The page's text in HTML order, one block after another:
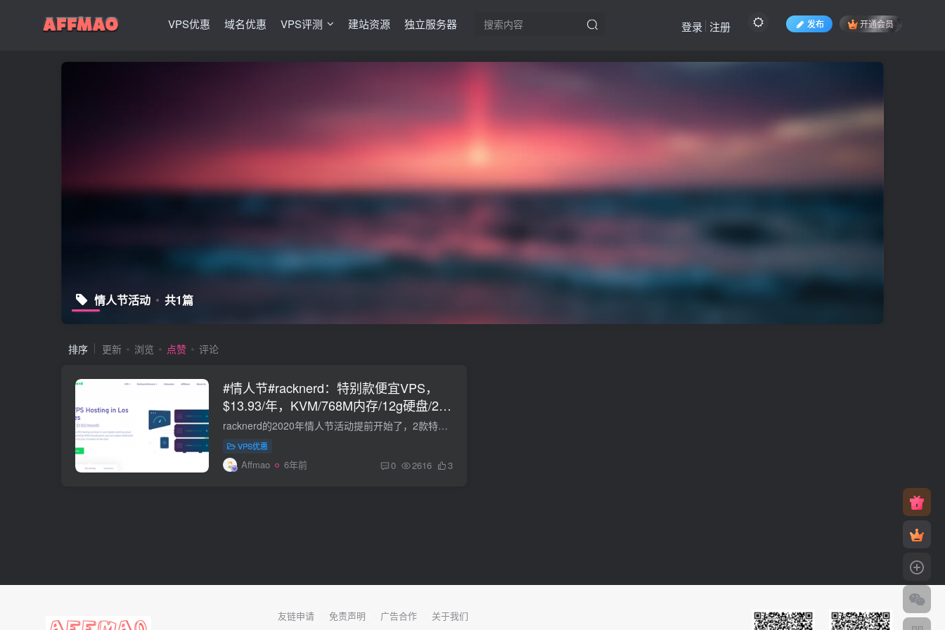
VPS优惠 域名优惠 VPS评测 建站资源 独立服务器 发布 开通会员
登录 注册
情人节活动 共1篇
排序 更新 浏览 点赞 评论
#情人节#racknerd：特别款便宜VPS，
$13.93/年，KVM/768M内存/12g硬盘/2T
流量
racknerd的2020年情人节活动提前开始了，2款特别便宜的VPS，购买无需优惠码，每天限量214个。racknerd的VPS服务器托管在multacom机房，1Gbps带宽，自带一个IPv4，solusvm管理，国内三网效果都不...
VPS优惠
Affmao 6年前 0 2616 3
友链申请 免责声明 广告合作 关于我们